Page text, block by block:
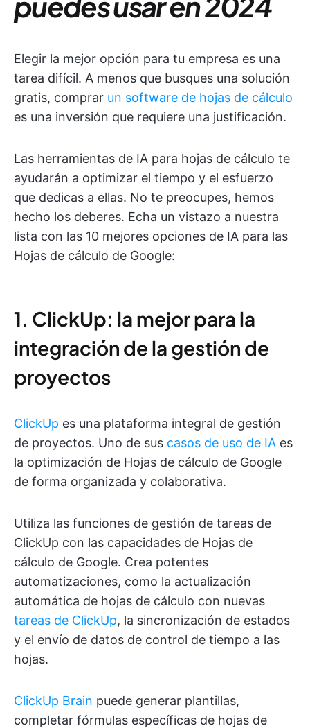
Elegir la mejor opción para tu empresa es una
tarea difícil. A menos que busques una solución
gratis, comprar un software de hojas de cálculo
es una inversión que requiere una justificación.
Las herramientas de IA para hojas de cálculo te
ayudarán a optimizar el tiempo y el esfuerzo
que dedicas a ellas. No te preocupes, hemos
hecho los deberes. Echa un vistazo a nuestra
lista con las 10 mejores opciones de IA para las
Hojas de cálculo de Google:
1. ClickUp: la mejor para la
integración de la gestión de
proyectos
ClickUp es una plataforma integral de gestión
de proyectos. Uno de sus casos de uso de IA es
la optimización de Hojas de cálculo de Google
de forma organizada y colaborativa.
Utiliza las funciones de gestión de tareas de
ClickUp con las capacidades de Hojas de
cálculo de Google. Crea potentes
automatizaciones, como la actualización
automática de hojas de cálculo con nuevas
tareas de ClickUp, la sincronización de estados
y el envío de datos de control de tiempo a las
hojas.
ClickUp Brain puede generar plantillas,
completar fórmulas específicas de hojas de